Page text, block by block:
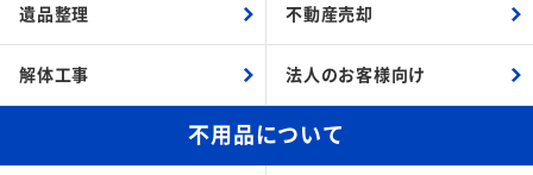
遺品整理 不動産売却
解体工事 法人のお客様向け
不用品について